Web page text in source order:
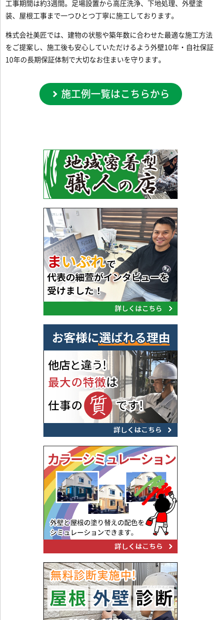
工事期間は約3週間。足場設置から高圧洗浄、下地処理、外壁塗
装、屋根工事まで一つひとつ丁寧に施工しております。
株式会社美匠では、建物の状態や築年数に合わせた最適な施工方法
をご提案し、施工後も安心していただけるよう外壁10年・自社保証
10年の長期保証体制で大切なお住まいを守ります。
施工例一覧はこちらから